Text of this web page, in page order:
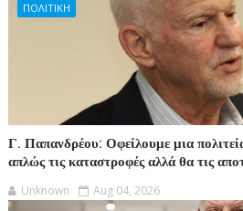
ΠΟΛΙΤΙΚΗ
Γ. Παπανδρέου: Οφείλουμε μια
απλώς τις καταστροφές αλλά θα τις
Unknown Aug 04, 2026